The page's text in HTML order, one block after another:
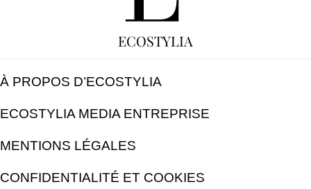
ECOSTYLIA
À PROPOS D’ECOSTYLIA
ECOSTYLIA MEDIA ENTREPRISE
MENTIONS LÉGALES
CONFIDENTIALITÉ ET COOKIES